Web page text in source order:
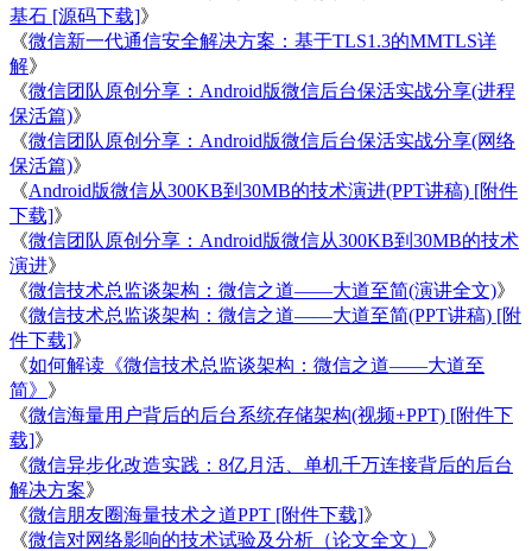
基石 [源码下载]》
《微信新一代通信安全解决方案：基于TLS1.3的MMTLS详
解》
《微信团队原创分享：Android版微信后台保活实战分享(进程
保活篇)》
《微信团队原创分享：Android版微信后台保活实战分享(网络
保活篇)》
《Android版微信从300KB到30MB的技术演进(PPT讲稿) [附件
下载]》
《微信团队原创分享：Android版微信从300KB到30MB的技术
演进》
《微信技术总监谈架构：微信之道——大道至简(演讲全文)》
《微信技术总监谈架构：微信之道——大道至简(PPT讲稿) [附
件下载]》
《如何解读《微信技术总监谈架构：微信之道——大道至
简》 》
《微信海量用户背后的后台系统存储架构(视频+PPT) [附件下
载]》
《微信异步化改造实践：8亿月活、单机千万连接背后的后台
解决方案》
《微信朋友圈海量技术之道PPT [附件下载]》
《微信对网络影响的技术试验及分析（论文全文） 》